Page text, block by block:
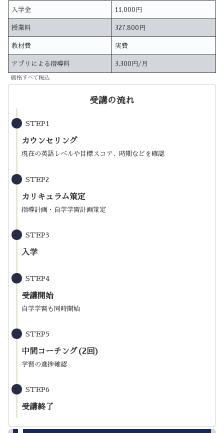
入学金 11,000円
授業料 327,800円
教材費 実費
アプリによる指導料 3,300円/月
価格すべて税込
受講の流れ
STEP1
カウンセリング
現在の英語レベルや目標スコア、時期などを確認
STEP2
カリキュラム策定
指導計画・自学学習計画策定
STEP3
入学
STEP4
受講開始
自学学習も同時開始
STEP5
中間コーチング(2回)
学習の進捗確認
STEP6
受講終了